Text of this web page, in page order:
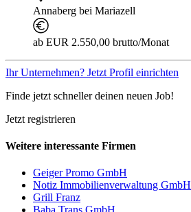
Annaberg bei Mariazell
ab EUR 2.550,00 brutto/Monat
Ihr Unternehmen? Jetzt Profil einrichten
Finde jetzt schneller deinen neuen Job!
Jetzt registrieren
Weitere interessante Firmen
Geiger Promo GmbH
Notiz Immobilienverwaltung GmbH
Grill Franz